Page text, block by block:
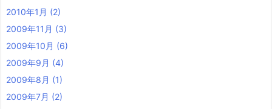
2010年1月 (2)
2009年11月 (3)
2009年10月 (6)
2009年9月 (4)
2009年8月 (1)
2009年7月 (2)